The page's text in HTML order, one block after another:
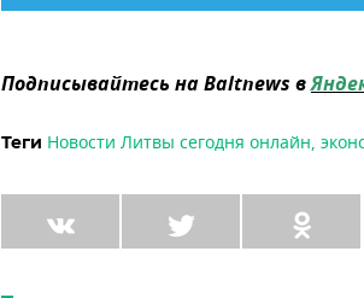
Подписывайтесь на Baltnews в
Теги Новости Литвы сегодня онлайн,